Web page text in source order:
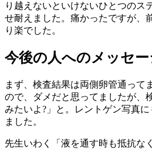
り越えないといけないひとつのス
せ耐えました。痛かったですが、
り楽でした。
今後の人へのメッセー
まず、検査結果は両側卵管通って
ので、ダメだと思ってましたが、
みたいよ?」と。レントゲン写真
ました。
先生いわく「液を通す時も抵抗な